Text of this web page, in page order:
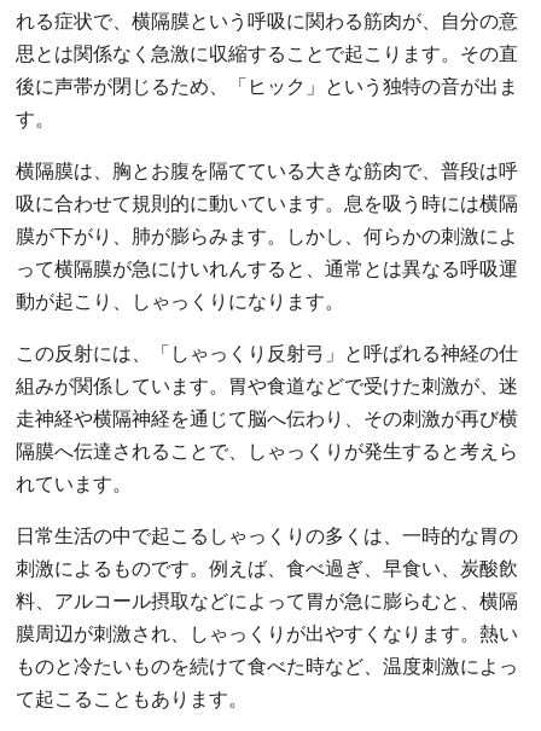
れる症状で、横隔膜という呼吸に関わる筋肉が、自分の意
思とは関係なく急激に収縮することで起こります。その直
後に声帯が閉じるため、「ヒック」という独特の音が出ま
す。
横隔膜は、胸とお腹を隔てている大きな筋肉で、普段は呼
吸に合わせて規則的に動いています。息を吸う時には横隔
膜が下がり、肺が膨らみます。しかし、何らかの刺激によ
って横隔膜が急にけいれんすると、通常とは異なる呼吸運
動が起こり、しゃっくりになります。
この反射には、「しゃっくり反射弓」と呼ばれる神経の仕
組みが関係しています。胃や食道などで受けた刺激が、迷
走神経や横隔神経を通じて脳へ伝わり、その刺激が再び横
隔膜へ伝達されることで、しゃっくりが発生すると考えら
れています。
日常生活の中で起こるしゃっくりの多くは、一時的な胃の
刺激によるものです。例えば、食べ過ぎ、早食い、炭酸飲
料、アルコール摂取などによって胃が急に膨らむと、横隔
膜周辺が刺激され、しゃっくりが出やすくなります。熱い
ものと冷たいものを続けて食べた時など、温度刺激によっ
て起こることもあります。